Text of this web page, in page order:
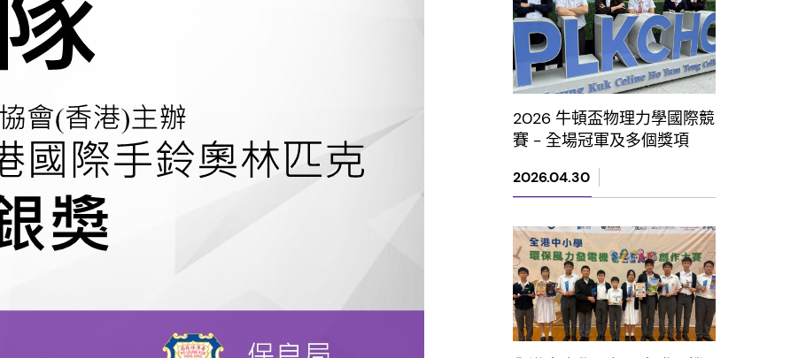
2026 牛頓盃物理力學國際競
賽 - 全場冠軍及多個獎項
2026.04.30